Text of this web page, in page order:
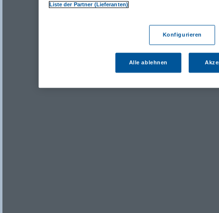
Liste der Partner (Lieferanten)
Konfigurieren
Alle ablehnen